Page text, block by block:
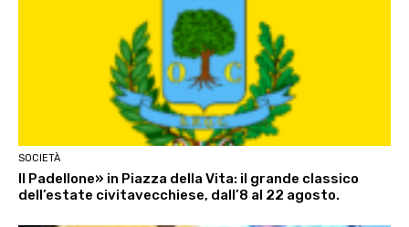
SOCIETÀ
Il Padellone» in Piazza della Vita: il grande classico
dell’estate civitavecchiese, dall’8 al 22 agosto.